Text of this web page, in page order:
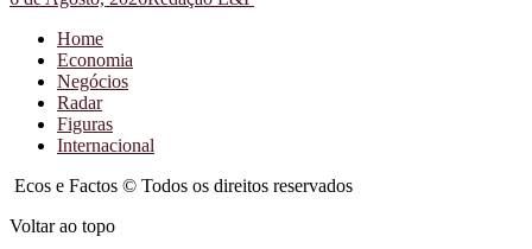
Home
Economia
Negócios
Radar
Figuras
Internacional
Ecos e Factos © Todos os direitos reservados
Voltar ao topo